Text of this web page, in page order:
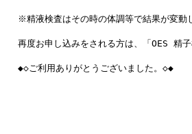
※精液検査はその時の体調等で結果が変動
再度お申し込みをされる方は、「OES 精
◆◇ご利用ありがとうございました。◇◆